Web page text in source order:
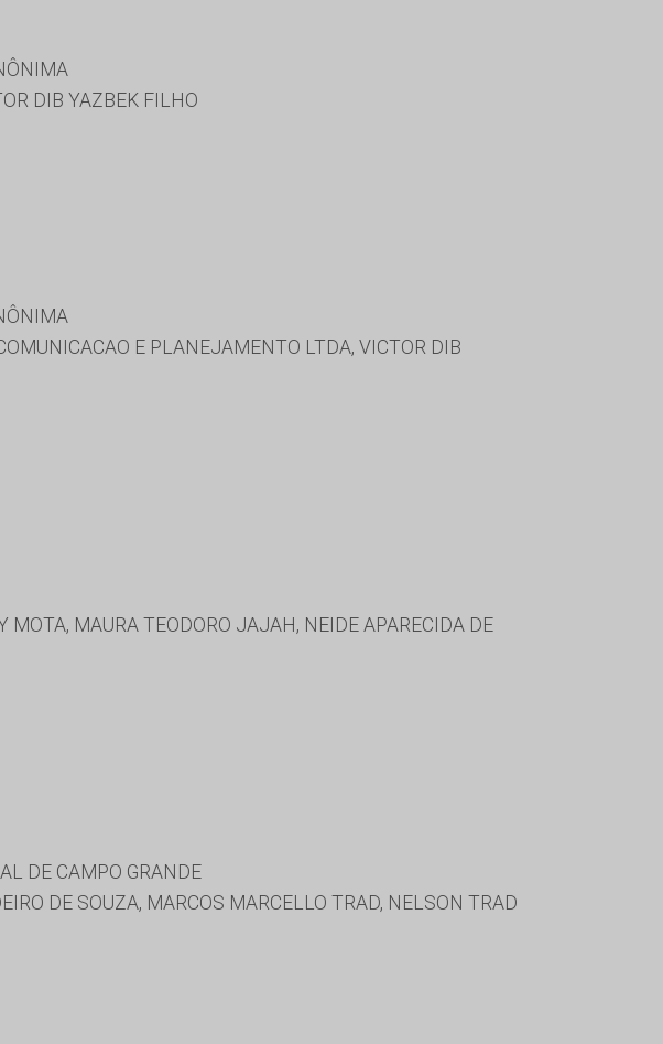
DIB YAZBEK FILHO
E PLANEJAMENTO LTDA, VICTOR DIB
MAURA TEODORO JAJAH, NEIDE APARECIDA DE
DE CAMPO GRANDE
DE SOUZA, MARCOS MARCELLO TRAD, NELSON TRAD